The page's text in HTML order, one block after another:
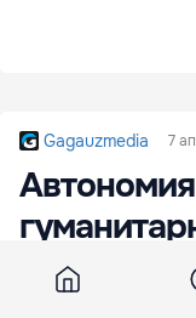
Gagauzmedia 7
Румынии